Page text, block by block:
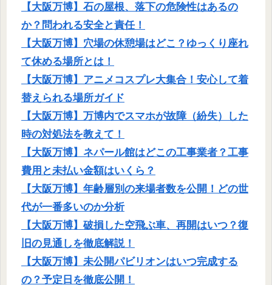
【大阪万博】石の屋根、落下の危険性はあるの
か？問われる安全と責任！
【大阪万博】穴場の休憩場はどこ？ゆっくり座れ
て休める場所とは！
【大阪万博】アニメコスプレ大集合！安心して着
替えられる場所ガイド
【大阪万博】万博内でスマホが故障（紛失）した
時の対処法を教えて！
【大阪万博】ネパール館はどこの工事業者？工事
費用と未払い金額はいくら？
【大阪万博】年齢層別の来場者数を公開！どの世
代が一番多いのか分析
【大阪万博】破損した空飛ぶ車、再開はいつ？復
旧の見通しを徹底解説！
【大阪万博】未公開パビリオンはいつ完成する
の？予定日を徹底公開！